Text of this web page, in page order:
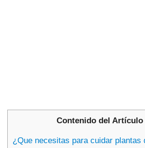
Contenido del Artículo
¿Que necesitas para cuidar plantas